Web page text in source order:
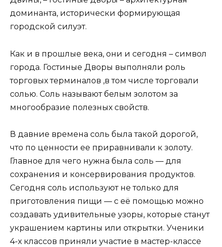
доминанта, исторически формирующая
городской силуэт.
Как и в прошлые века, они и сегодня – символ
города. Гостиные Дворы выполняли роль
торговых терминалов ,в том числе торговали
солью. Соль называют белым золотом за
многообразие полезных свойств.
В давние времена соль была такой дорогой,
что по ценности ее приравнивали к золоту.
Главное для чего нужна была соль — для
сохранения и консервирования продуктов.
Сегодня соль используют не только для
приготовления пищи — с её помощью можно
создавать удивительные узоры, которые станут
украшением картины или открытки. Ученики
4-х классов приняли участие в мастер-классе